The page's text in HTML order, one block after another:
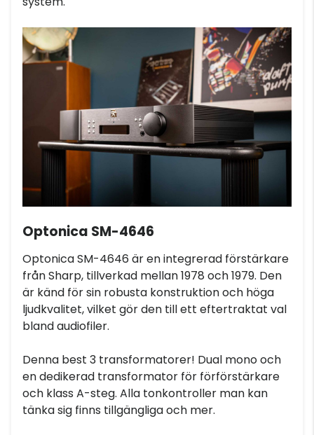
Optonica SM-4646
Optonica SM-4646 är en integrerad förstärkare
från Sharp, tillverkad mellan 1978 och 1979. Den
är känd för sin robusta konstruktion och höga
ljudkvalitet, vilket gör den till ett eftertraktat val
bland audiofiler.
Denna best 3 transformatorer! Dual mono och
en dedikerad transformator för förförstärkare
och klass A-steg. Alla tonkontroller man kan
tänka sig finns tillgängliga och mer.